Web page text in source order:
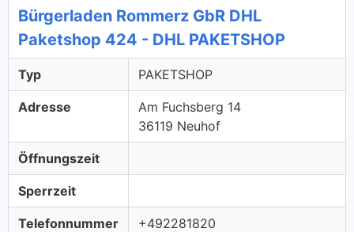
Bürgerladen Rommerz GbR DHL
Paketshop 424 - DHL PAKETSHOP
Typ PAKETSHOP
Adresse
Am Fuchsberg 14
36119 Neuhof
Öffnungszeit
Sperrzeit
Telefonnummer +492281820